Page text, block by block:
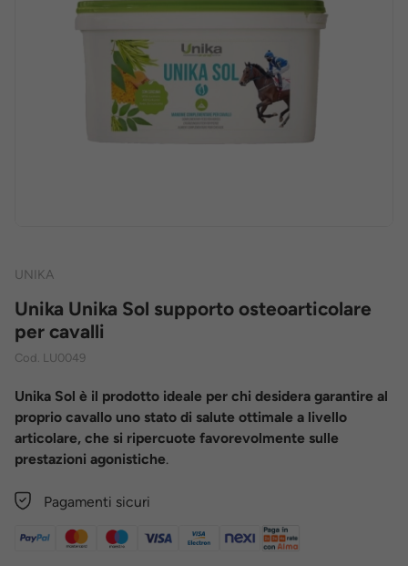
UNIKA
Unika Unika Sol supporto osteoarticolare
per cavalli
Cod. LU0049
Unika Sol è il prodotto ideale per chi desidera garantire al
proprio cavallo uno stato di salute ottimale a livello
articolare, che si ripercuote favorevolmente sulle
prestazioni agonistiche.
Pagamenti sicuri